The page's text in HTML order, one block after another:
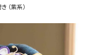
（紫系）